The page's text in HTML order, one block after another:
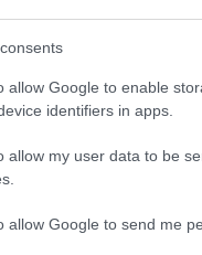
allow Google to enable
identifiers in apps.
allow my user data to be
allow Google to send me
a tőlük
még a
Nemzeti
00000113-